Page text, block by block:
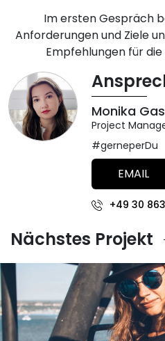
Im ersten Gespräch
Anforderungen und Ziele
Empfehlungen für
Monika
Project
#gerneperDu
EMAIL
+49 30
Nächstes Projekt